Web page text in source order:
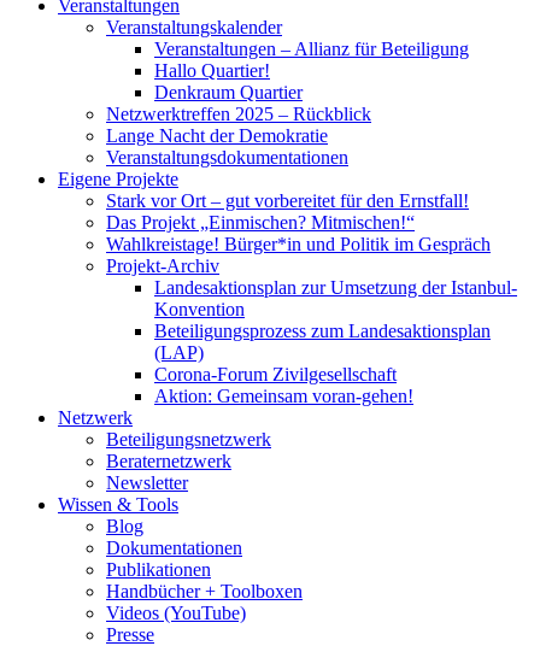
Veranstaltungen
Veranstaltungskalender
Veranstaltungen – Allianz für Beteiligung
Hallo Quartier!
Denkraum Quartier
Netzwerktreffen 2025 – Rückblick
Lange Nacht der Demokratie
Veranstaltungsdokumentationen
Eigene Projekte
Stark vor Ort – gut vorbereitet für den Ernstfall!
Das Projekt „Einmischen? Mitmischen!“
Wahlkreistage! Bürger*in und Politik im Gespräch
Projekt-Archiv
Landesaktionsplan zur Umsetzung der Istanbul-
Konvention
Beteiligungsprozess zum Landesaktionsplan
(LAP)
Corona-Forum Zivilgesellschaft
Aktion: Gemeinsam voran-gehen!
Netzwerk
Beteiligungsnetzwerk
Beraternetzwerk
Newsletter
Wissen & Tools
Blog
Dokumentationen
Publikationen
Handbücher + Toolboxen
Videos (YouTube)
Presse